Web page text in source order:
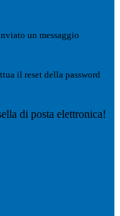
un messaggio
il reset della password
di posta elettronica!